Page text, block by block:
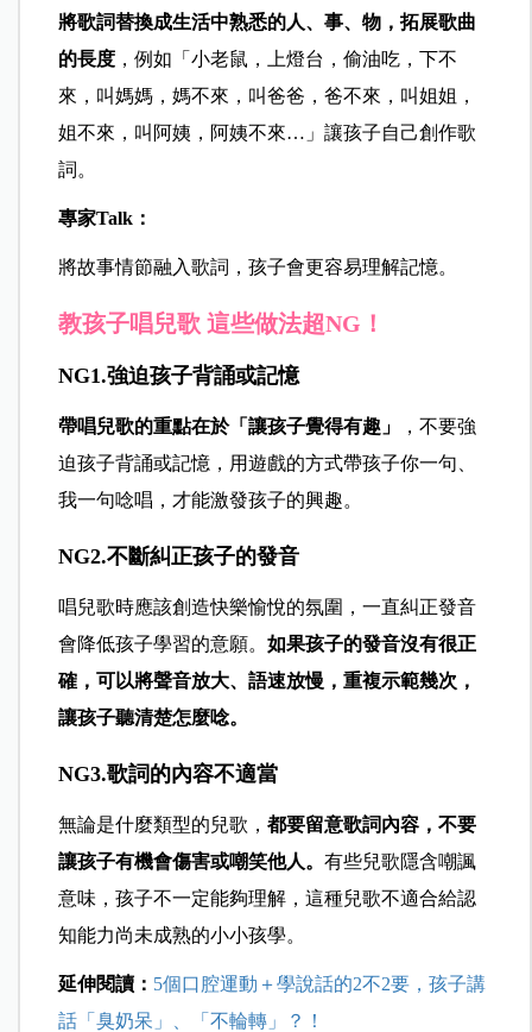
將歌詞替換成生活中熟悉的人、事、物，拓展歌曲
的長度 ，例如「小老鼠，上燈台，偷油吃，下不
來，叫媽媽，媽不來，叫爸爸，爸不來，叫姐姐，
姐不來，叫阿姨，阿姨不來…」讓孩子自己創作歌
詞。
專家Talk：
將故事情節融入歌詞，孩子會更容易理解記憶。
教孩子唱兒歌 這些做法超NG！
NG1.強迫孩子背誦或記憶
帶唱兒歌的重點在於「讓孩子覺得有趣」
，不要強
迫孩子背誦或記憶，用遊戲的方式帶孩子你一句、
我一句唸唱，才能激發孩子的興趣。
NG2.不斷糾正孩子的發音
唱兒歌時應該創造快樂愉悅的氛圍，一直糾正發音
會降低孩子學習的意願。如果孩子的發音沒有很正
確，可以將聲音放大、語速放慢，重複示範幾次，
讓孩子聽清楚怎麼唸。
NG3.歌詞的內容不適當
無論是什麼類型的兒歌，都要留意歌詞內容，不要
讓孩子有機會傷害或嘲笑他人。有些兒歌隱含嘲諷
意味，孩子不一定能夠理解，這種兒歌不適合給認
知能力尚未成熟的小小孩學。
延伸閱讀： 5個口腔運動＋學說話的2不2要，孩子講
話「臭奶呆」、「不輪轉」？！